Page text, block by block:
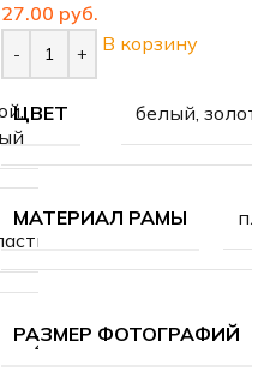
21х29.7
руб.
В корзину
ЦВЕТ белый,
МАТЕРИАЛ РАМЫ
РАЗМЕР ФОТОГРАФИЙ